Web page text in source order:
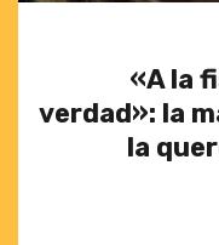
«A la
verdad»: la
la